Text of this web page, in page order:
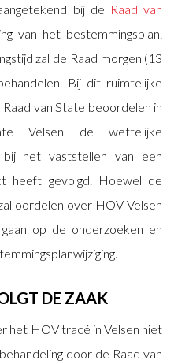
bij de Raad van
van het bestemmingsplan.
zal de Raad morgen (13
Bij dit ruimtelijke
van State beoordelen in
Velsen de wettelijke
het vaststellen van een
heeft gevolgd. Hoewel de
oordelen over HOV Velsen
op de onderzoeken en
DE ZAAK
het HOV tracé in Velsen niet
door de Raad van